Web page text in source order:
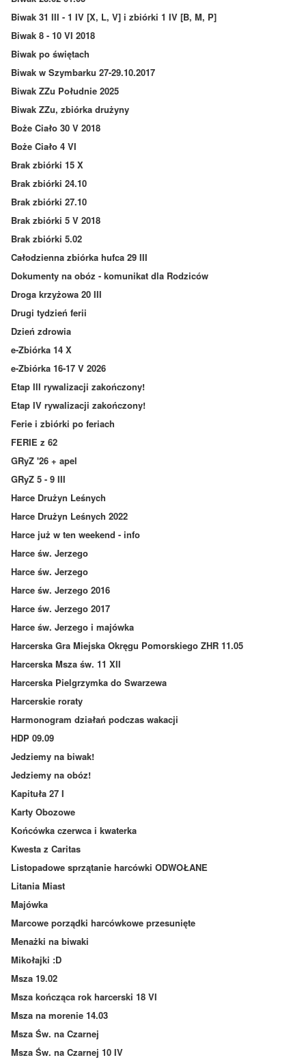
Biwak 31 III - 1 IV [X, L, V] i zbiórki 1 IV [B, M, P]
Biwak 8 - 10 VI 2018
Biwak po świętach
Biwak w Szymbarku 27-29.10.2017
Biwak ZZu Południe 2025
Biwak ZZu, zbiórka drużyny
Boże Ciało 30 V 2018
Boże Ciało 4 VI
Brak zbiórki 15 X
Brak zbiórki 24.10
Brak zbiórki 27.10
Brak zbiórki 5 V 2018
Brak zbiórki 5.02
Całodzienna zbiórka hufca 29 III
Dokumenty na obóz - komunikat dla Rodziców
Droga krzyżowa 20 III
Drugi tydzień ferii
Dzień zdrowia
e-Zbiórka 14 X
e-Zbiórka 16-17 V 2026
Etap III rywalizacji zakończony!
Etap IV rywalizacji zakończony!
Ferie i zbiórki po feriach
FERIE z 62
GRyZ '26 + apel
GRyZ 5 - 9 III
Harce Drużyn Leśnych
Harce Drużyn Leśnych 2022
Harce już w ten weekend - info
Harce św. Jerzego
Harce św. Jerzego
Harce św. Jerzego 2016
Harce św. Jerzego 2017
Harce św. Jerzego i majówka
Harcerska Gra Miejska Okręgu Pomorskiego ZHR 11.05
Harcerska Msza św. 11 XII
Harcerska Pielgrzymka do Swarzewa
Harcerskie roraty
Harmonogram działań podczas wakacji
HDP 09.09
Jedziemy na biwak!
Jedziemy na obóz!
Kapituła 27 I
Karty Obozowe
Końcówka czerwca i kwaterka
Kwesta z Caritas
Listopadowe sprzątanie harcówki ODWOŁANE
Litania Miast
Majówka
Marcowe porządki harcówkowe przesunięte
Menażki na biwaki
Mikołajki :D
Msza 19.02
Msza kończąca rok harcerski 18 VI
Msza na morenie 14.03
Msza Św. na Czarnej
Msza Św. na Czarnej 10 IV